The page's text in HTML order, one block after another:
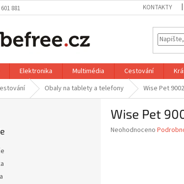
881 KONTAKTY
Elektronika Multimédia Cestování
Obaly na tablety a telefony Wise Pet
Wise Pet
Průměrné
Neohodnoceno